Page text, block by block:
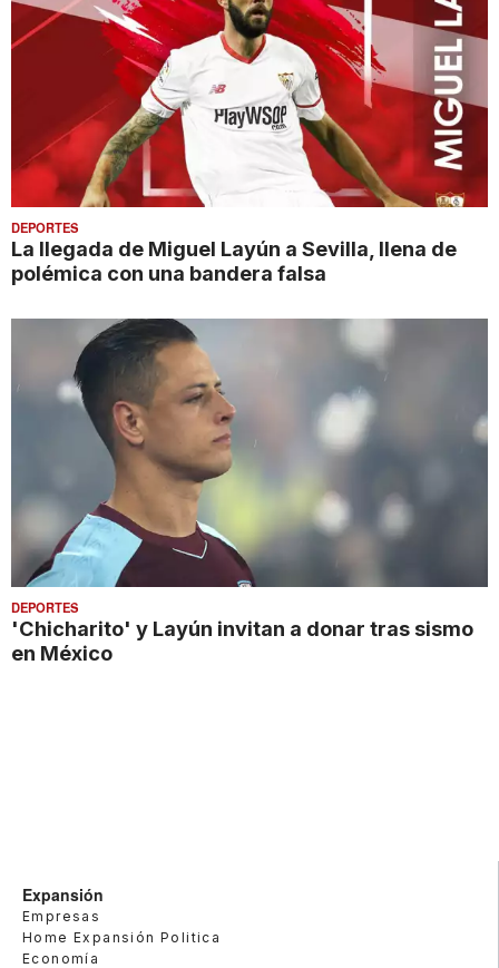
DEPORTES
La llegada de Miguel Layún a Sevilla, llena de
polémica con una bandera falsa
DEPORTES
'Chicharito' y Layún invitan a donar tras sismo
en México
Expansión
Empresas
Home Expansión Politica
Economía